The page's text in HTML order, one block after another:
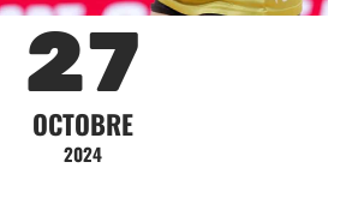
27
OCTOBRE
2024